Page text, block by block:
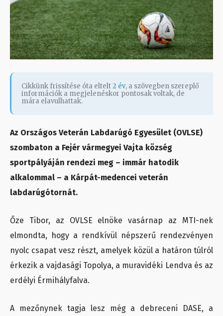
Cikkünk frissítése óta eltelt2 év, a szövegben szereplő
információk a megjelenéskor pontosak voltak, de
mára elavulhattak.
Az Országos Veterán Labdarúgó Egyesület (OVLSE)
szombaton a Fejér vármegyei Vajta község
sportpályáján rendezi meg – immár hatodik
alkalommal – a Kárpát-medencei veterán
labdarúgótornát.
Őze Tibor, az OVLSE elnöke vasárnap az MTI-nek
elmondta, hogy a rendkívül népszerű rendezvényen
nyolc csapat vesz részt, amelyek közül a határon túlról
érkezik a vajdasági Topolya, a muravidéki Lendva és az
erdélyi Érmihályfalva.
A mezőnynek tagja lesz még a debreceni DASE, a